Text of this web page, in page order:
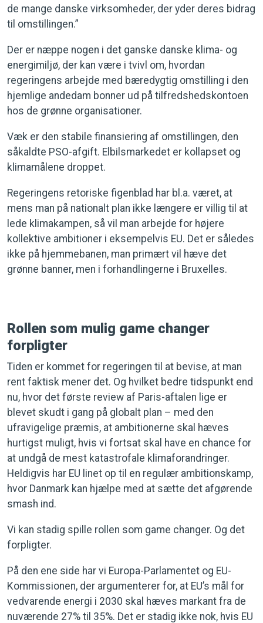
de mange danske virksomheder, der yder deres bidrag
til omstillingen.”
Der er næppe nogen i det ganske danske klima- og
energimiljø, der kan være i tvivl om, hvordan
regeringens arbejde med bæredygtig omstilling i den
hjemlige andedam bonner ud på tilfredshedskontoen
hos de grønne organisationer.
Væk er den stabile finansiering af omstillingen, den
såkaldte PSO-afgift. Elbilsmarkedet er kollapset og
klimamålene droppet.
Regeringens retoriske figenblad har bl.a. været, at
mens man på nationalt plan ikke længere er villig til at
lede klimakampen, så vil man arbejde for højere
kollektive ambitioner i eksempelvis EU. Det er således
ikke på hjemmebanen, man primært vil hæve det
grønne banner, men i forhandlingerne i Bruxelles.
Rollen som mulig game changer
forpligter
Tiden er kommet for regeringen til at bevise, at man
rent faktisk mener det. Og hvilket bedre tidspunkt end
nu, hvor det første review af Paris-aftalen lige er
blevet skudt i gang på globalt plan – med den
ufravigelige præmis, at ambitionerne skal hæves
hurtigst muligt, hvis vi fortsat skal have en chance for
at undgå de mest katastrofale klimaforandringer.
Heldigvis har EU linet op til en regulær ambitionskamp,
hvor Danmark kan hjælpe med at sætte det afgørende
smash ind.
Vi kan stadig spille rollen som game changer. Og det
forpligter.
På den ene side har vi Europa-Parlamentet og EU-
Kommissionen, der argumenterer for, at EU’s mål for
vedvarende energi i 2030 skal hæves markant fra de
nuværende 27% til 35%. Det er stadig ikke nok, hvis EU